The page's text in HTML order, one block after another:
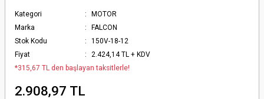
Kategori
MOTOR
Marka
FALCON
Stok Kodu
150V-18-12
Fiyat
2.424,14 TL + KDV
*315,67 TL den başlayan taksitlerle!
2.908,97 TL